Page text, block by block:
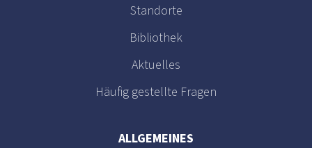
Standorte
Bibliothek
Aktuelles
Häufig gestellte Fragen
ALLGEMEINES